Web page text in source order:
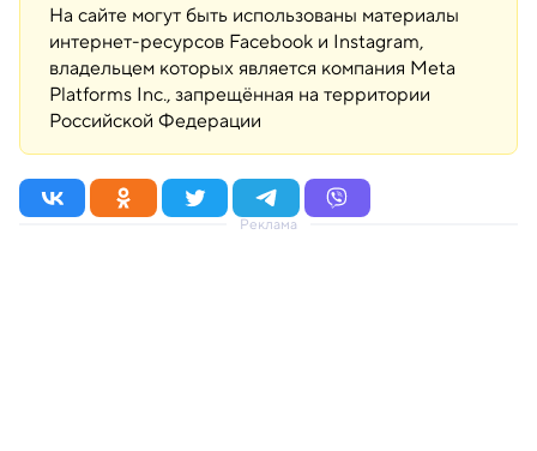
На сайте могут быть использованы материалы
интернет-ресурсов Facebook и Instagram,
владельцем которых является компания Meta
Platforms Inc., запрещённая на территории
Российской Федерации
Реклама